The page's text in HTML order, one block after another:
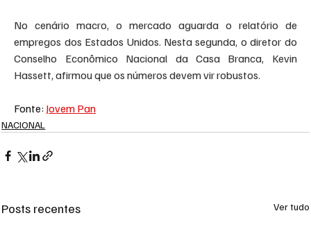
No cenário macro, o mercado aguarda o relatório de
empregos dos Estados Unidos. Nesta segunda, o diretor do
Conselho Econômico Nacional da Casa Branca, Kevin
Hassett, afirmou que os números devem vir robustos.
Fonte: Jovem Pan
NACIONAL
Posts recentes Ver tudo